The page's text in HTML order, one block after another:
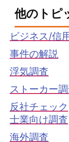
他のトピ
ビジネス/信
事件の解説
浮気調査
ストーカー
反社チェック
士業向け調査
海外調査